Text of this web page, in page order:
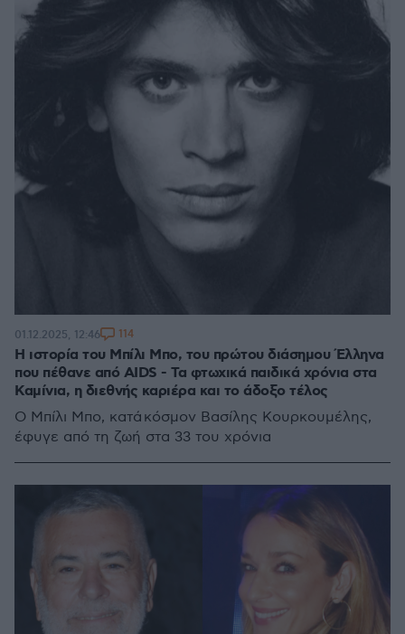
Η ιστορία του Μπίλι Μπο, του πρώτου διάσημου Έλληνα
που πέθανε από AIDS - Τα φτωχικά παιδικά χρόνια στα
Καμίνια, η διεθνής καριέρα και το άδοξο τέλος
Ο Μπίλι Μπο, κατά κόσμον Βασίλης Κουρκουμέλης,
έφυγε από τη ζωή στα 33 του χρόνια
01.12.2025, 12:46 114